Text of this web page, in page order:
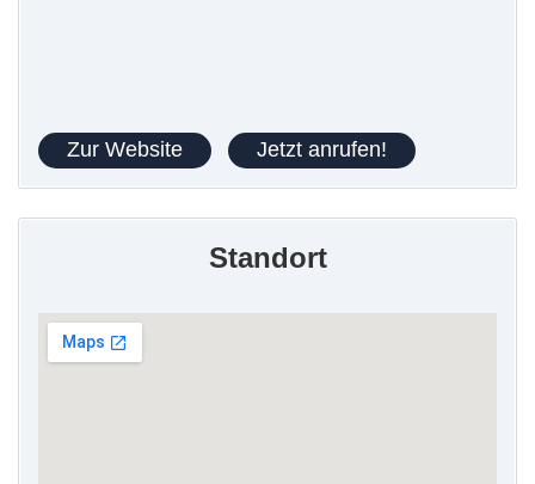
Zur Website Jetzt anrufen!
Standort